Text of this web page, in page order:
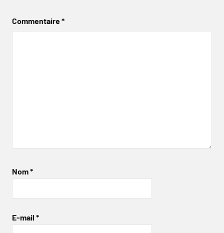
Commentaire*
Nom*
E-mail *